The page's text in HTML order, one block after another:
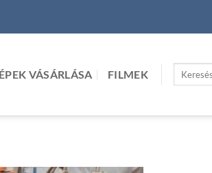
VÁSÁRLÁSA FILMEK
Keresés